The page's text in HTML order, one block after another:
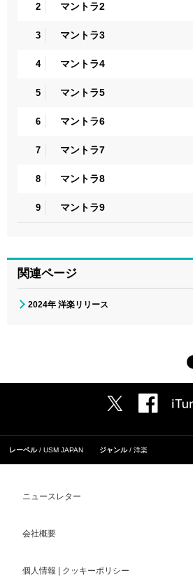
2 マントラ2
3 マントラ3
4 マントラ4
5 マントラ5
6 マントラ6
7 マントラ7
8 マントラ8
9 マントラ9
関連ページ
2024年 洋楽リリース
レーベル USM JAPAN ジャンル 洋楽
ニュースレター
会社概要
個人情報 | クッキーポリシー